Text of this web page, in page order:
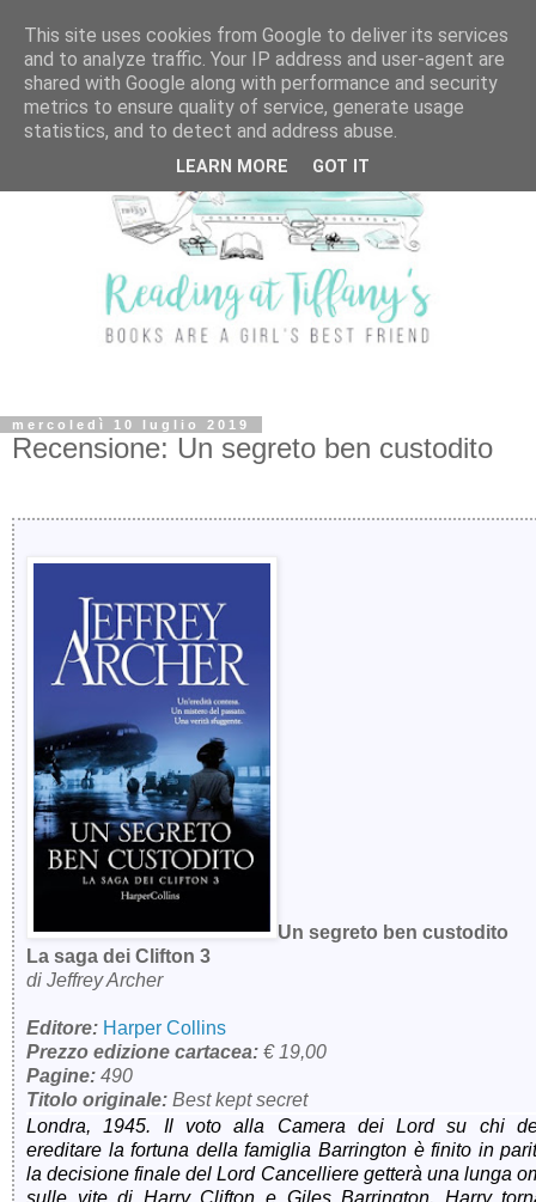
mercoledì 10 luglio 2019
Recensione: Un segreto ben custodito
Un segreto ben custodito
La saga dei Clifton 3
di Jeffrey Archer
Editore: Harper Collins
Prezzo edizione cartacea: € 19,00
Pagine: 490
Titolo originale: Best kept secret
Londra, 1945. Il voto alla Camera dei Lord su chi
ereditare la fortuna della famiglia Barrington è finito in
la decisione finale del Lord Cancelliere getterà una lunga
sulle vite di Harry Clifton e Giles Barrington. Harry
This site uses cookies from Google to deliver its services
and to analyze traffic. Your IP address and user-agent are
shared with Google along with performance and security
metrics to ensure quality of service, generate usage
statistics, and to detect and address abuse.
LEARN MORE GOT IT